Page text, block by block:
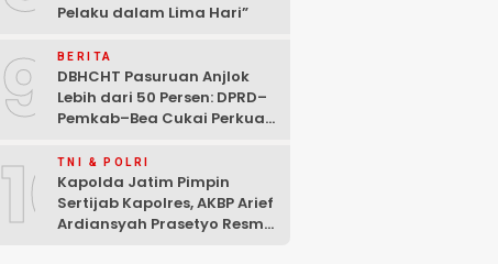
Pelaku dalam Lima Hari” ‎
9 BERITA
DBHCHT Pasuruan Anjlok
Lebih dari 50 Persen: DPRD–
Pemkab–Bea Cukai Perkuat
Rokok Ilegal
10TNI & POLRI
Kapolda Jatim Pimpin
Sertijab Kapolres, AKBP Arief
Ardiansyah Prasetyo Resmi